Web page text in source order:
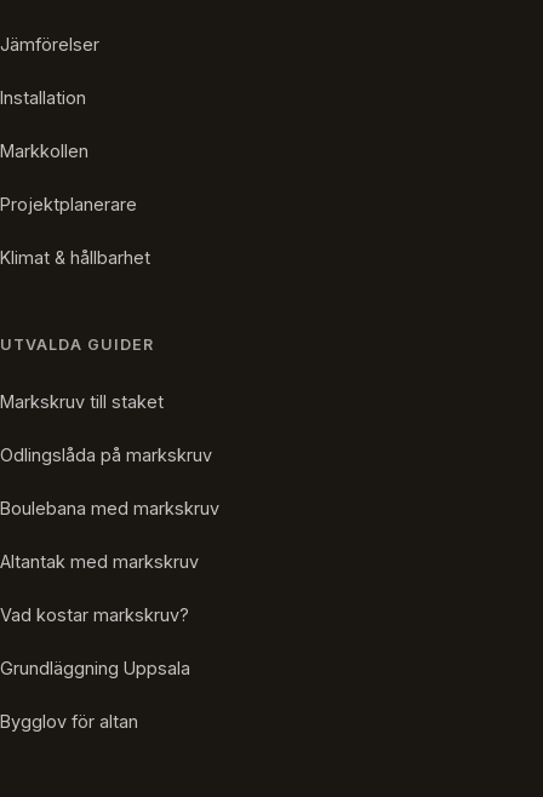
Jämförelser
Installation
Markkollen
Projektplanerare
Klimat & hållbarhet
UTVALDA GUIDER
Markskruv till staket
Odlingslåda på markskruv
Boulebana med markskruv
Altantak med markskruv
Vad kostar markskruv?
Grundläggning Uppsala
Bygglov för altan